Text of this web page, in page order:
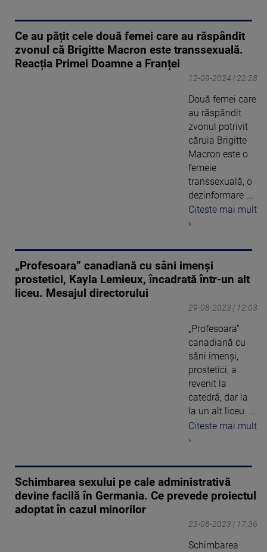
Ce au pățit cele două femei care au răspândit
zvonul că Brigitte Macron este transsexuală.
Reacția Primei Doamne a Franței
12-09-2024 | 22:28
Două femei care
au răspândit
zvonul potrivit
căruia Brigitte
Macron este o
femeie
transsexuală, o
dezinformare ...
Citeste mai mult
›
„Profesoara” canadiană cu sâni imenși
prostetici, Kayla Lemieux, încadrată într-un alt
liceu. Mesajul directorului
29-08-2023 | 12:03
„Profesoara”
canadiană cu
sâni imenși,
prostetici, a
revenit la
catedră, dar la
la un alt liceu. ...
Citeste mai mult
›
Schimbarea sexului pe cale administrativă
devine facilă în Germania. Ce prevede proiectul
adoptat în cazul minorilor
23-08-2023 | 17:36
Schimbarea